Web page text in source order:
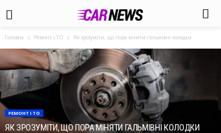
Головна Ремонт і ТО Як зрозуміти, що пора міняти гальмівні колодки
РЕМОНТ І ТО
ЯК ЗРОЗУМІТИ, ЩО ПОРА МІНЯТИ ГАЛЬМІВНІ КОЛОДКИ